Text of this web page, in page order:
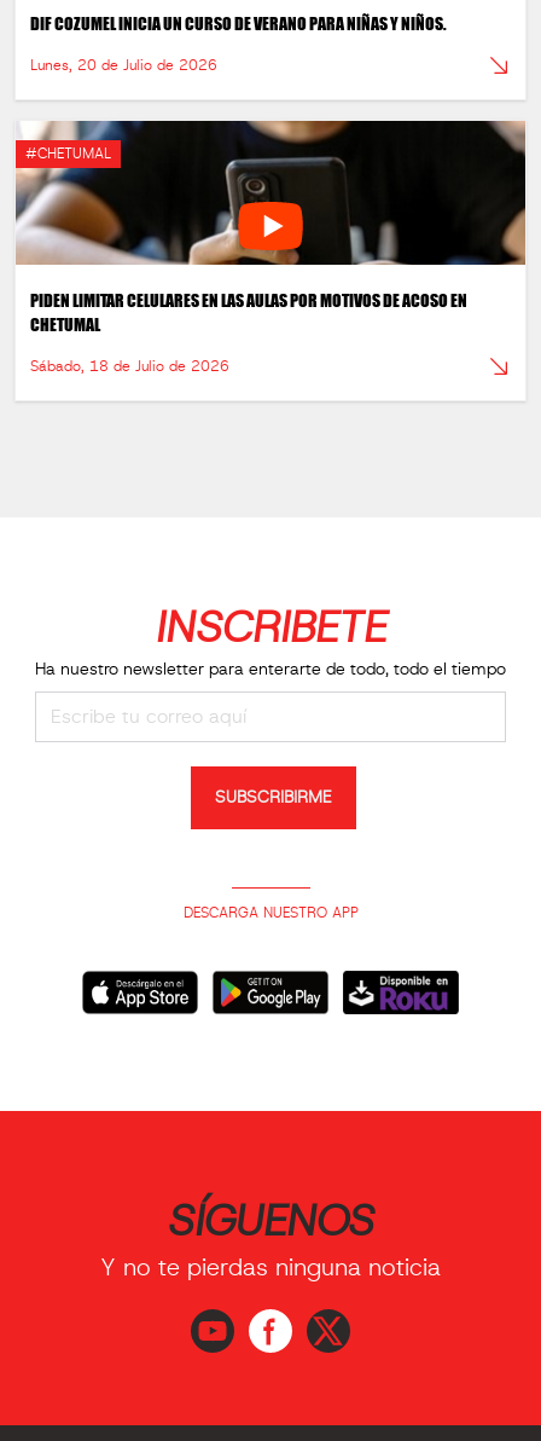
DIF COZUMEL INICIA UN CURSO DE VERANO PARA NIÑAS Y NIÑOS.
Lunes, 20 de Julio de 2026
#CHETUMAL
PIDEN LIMITAR CELULARES EN LAS AULAS POR MOTIVOS DE ACOSO EN
CHETUMAL
Sábado, 18 de Julio de 2026
INSCRIBETE
Ha nuestro newsletter para enterarte de todo, todo el tiempo
SUBSCRIBIRME
DESCARGA NUESTRO APP
SÍGUENOS
Y no te pierdas ninguna noticia